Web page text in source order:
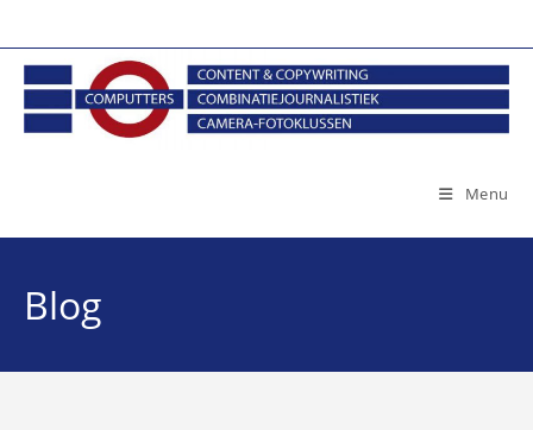
naar
inhoud
Menu
Blog